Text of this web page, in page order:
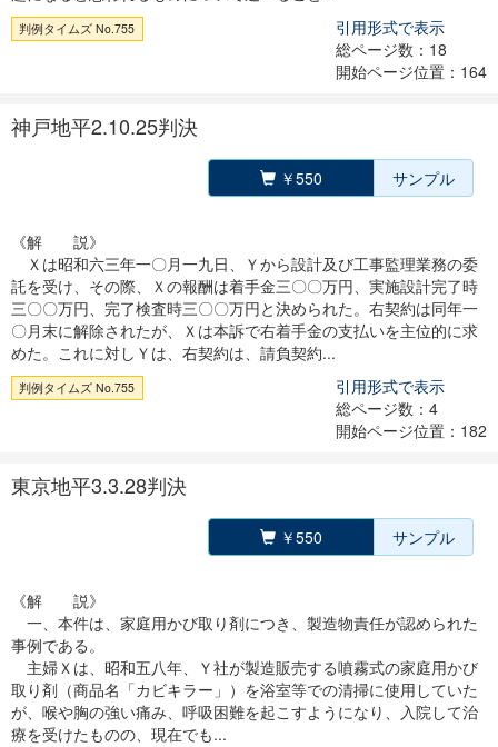
判例タイムズ No.755
引用形式で表示
総ページ数：18
開始ページ位置：164
神戸地平2.10.25判決
￥550 サンプル
《解 説》
Ｘは昭和六三年一〇月一九日、Ｙから設計及び工事監理業務の委
託を受け、その際、Ｘの報酬は着手金三〇〇万円、実施設計完了時
三〇〇万円、完了検査時三〇〇万円と決められた。右契約は同年一
〇月末に解除されたが、Ｘは本訴で右着手金の支払いを主位的に求
めた。これに対しＹは、右契約は、請負契約...
判例タイムズ No.755
引用形式で表示
総ページ数：4
開始ページ位置：182
東京地平3.3.28判決
￥550 サンプル
《解 説》
一、本件は、家庭用かび取り剤につき、製造物責任が認められた
事例である。
主婦Ｘは、昭和五八年、Ｙ社が製造販売する噴霧式の家庭用かび
取り剤（商品名「カビキラー」）を浴室等での清掃に使用していた
が、喉や胸の強い痛み、呼吸困難を起こすようになり、入院して治
療を受けたものの、現在でも...